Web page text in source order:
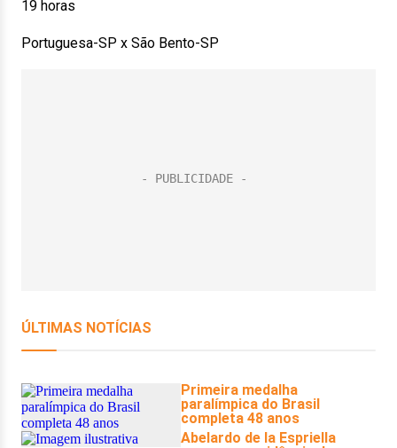
19 horas
Portuguesa-SP x São Bento-SP